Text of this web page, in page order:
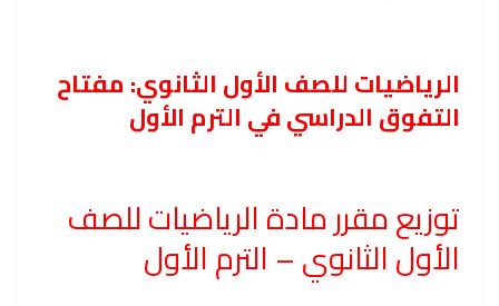
الرياضيات للصف الأول الثانوي: مفتاح
التفوق الدراسي في الترم الأول
توزيع مقرر مادة الرياضيات للصف
الأول الثانوي – الترم الأول